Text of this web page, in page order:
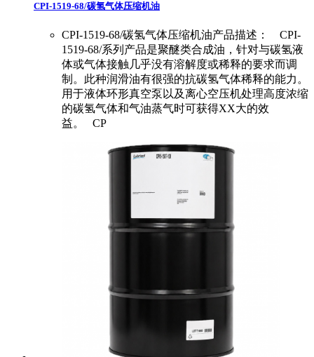
CPI-1519-68/碳氢气体压缩机油
CPI-1519-68/碳氢气体压缩机油产品描述： CPI-
1519-68/系列产品是聚醚类合成油，针对与碳氢液
体或气体接触几乎没有溶解度或稀释的要求而调
制。此种润滑油有很强的抗碳氢气体稀释的能力。
用于液体环形真空泵以及离心空压机处理高度浓缩
的碳氢气体和气油蒸气时可获得XX大的效
益。 CP